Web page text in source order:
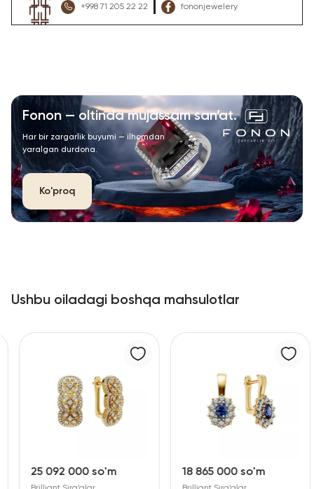
+998 71 205 22 22 fononjewelery
Fonon — oltinda mujassam san’at.
Har bir zargarlik buyumi — ilhomdan
yaralgan durdona.
Ko'proq
Ushbu oiladagi boshqa mahsulotlar
25 092 000 so'm 18 865 000 so'm